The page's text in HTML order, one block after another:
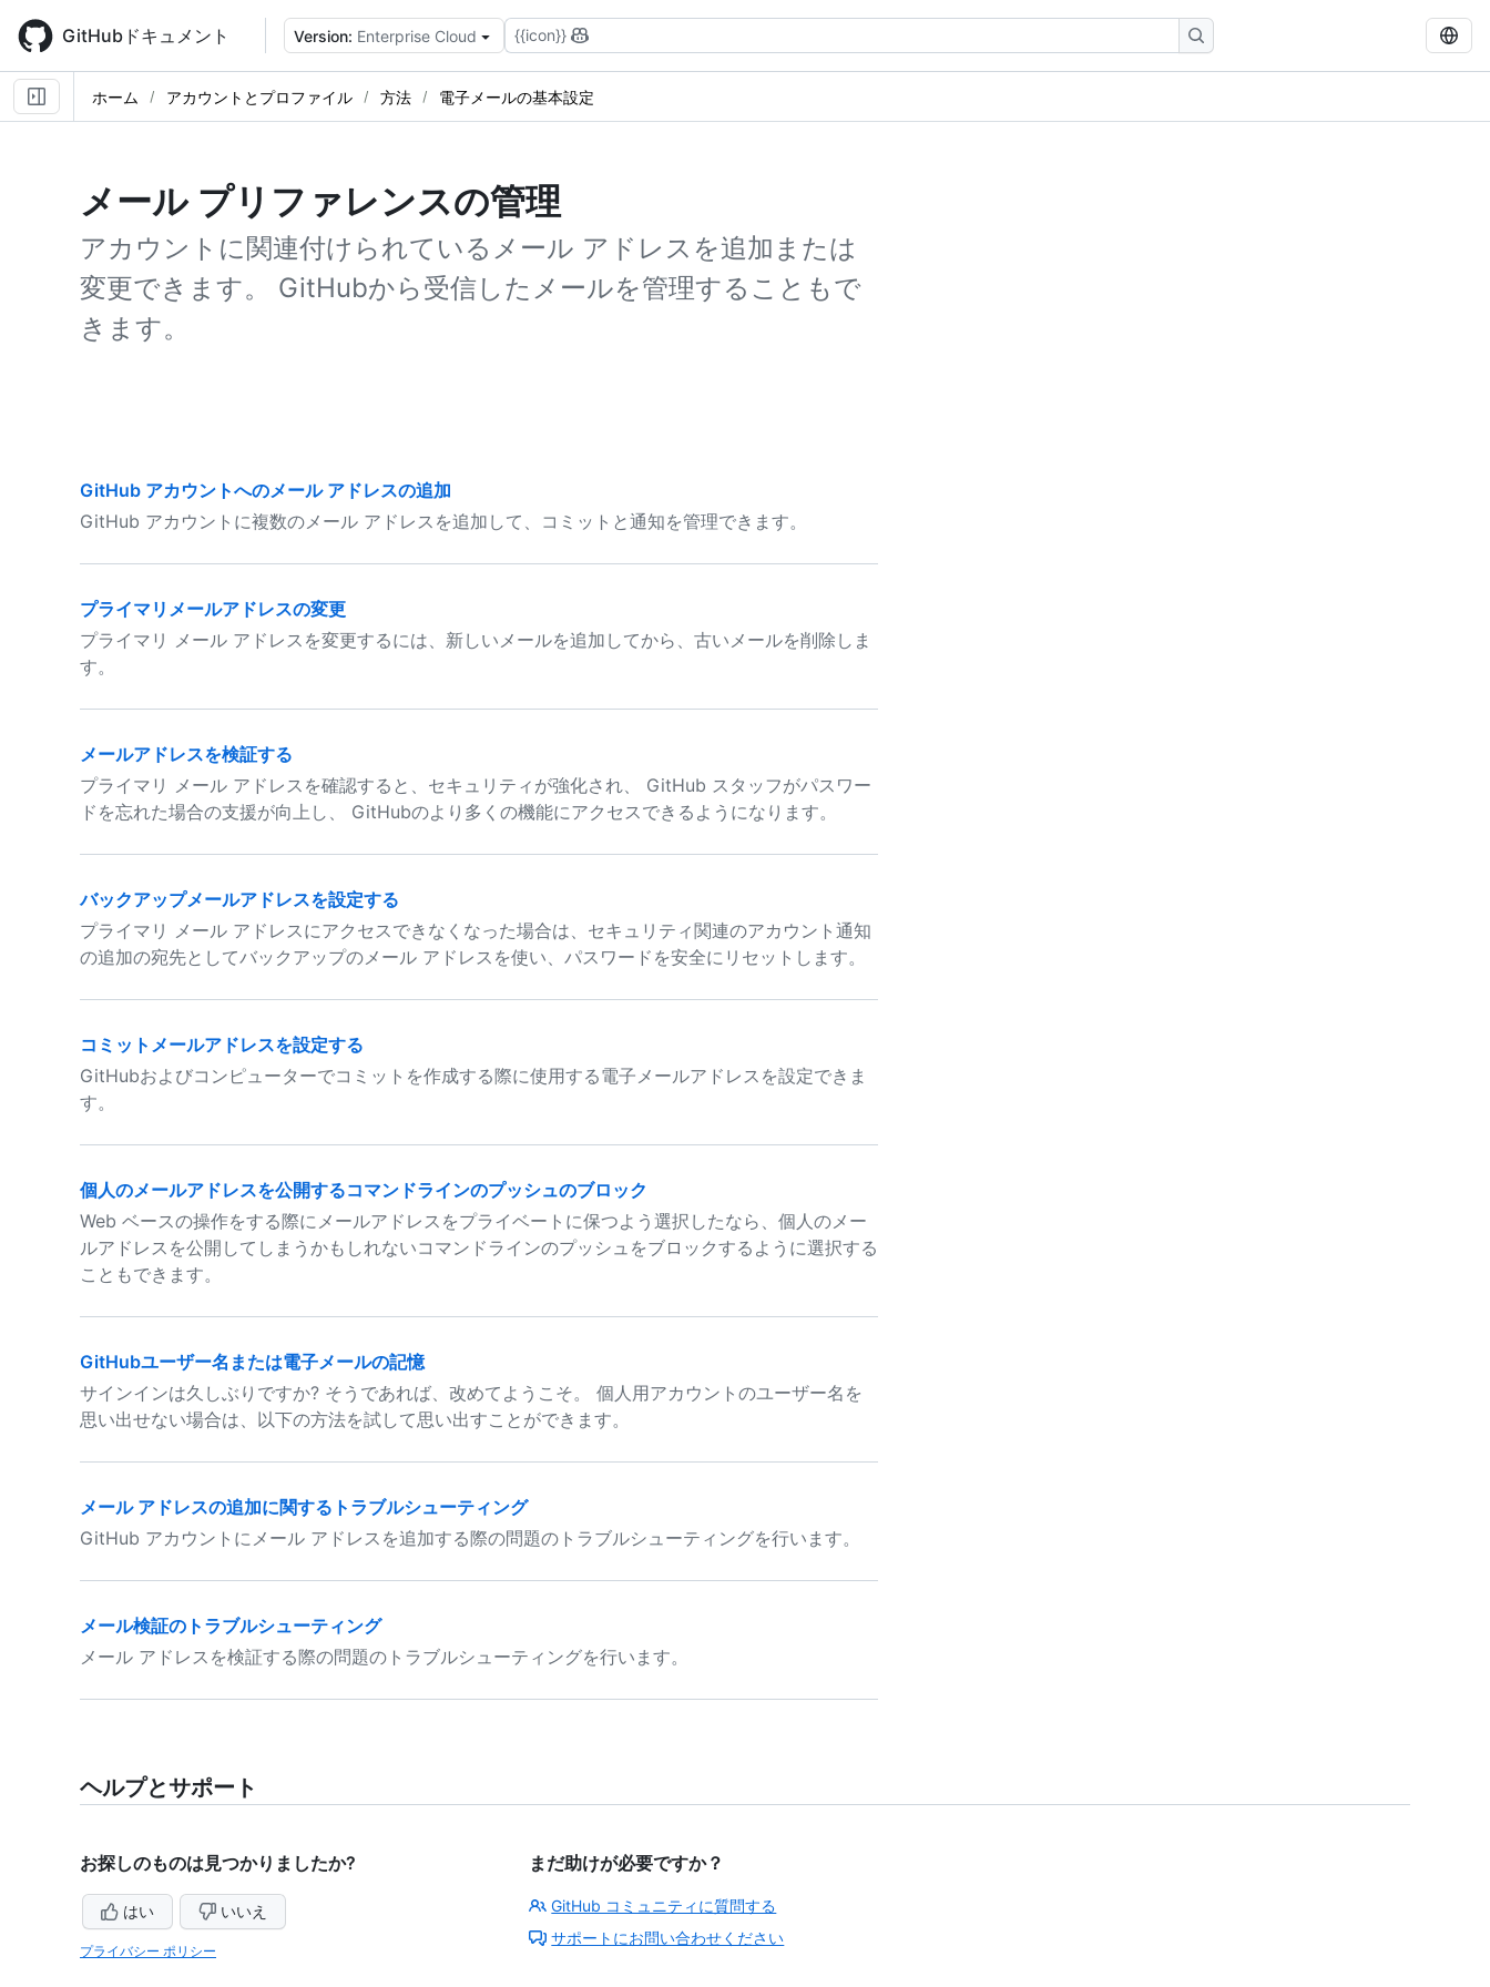
main
content
GitHubドキュメント Version: Enterprise Cloud {{icon}}
ホーム アカウントとプロファイル 方法 電子メールの基本設定
メール プリファレンスの管理
アカウントに関連付けられているメール アドレスを追加または
変更できます。 GitHubから受信したメールを管理することもで
きます。
GitHub アカウントへのメール アドレスの追加
GitHub アカウントに複数のメール アドレスを追加して、コミットと通知を管理できます。
プライマリメールアドレスの変更
プライマリ メール アドレスを変更するには、新しいメールを追加してから、古いメールを削除しま
す。
メールアドレスを検証する
プライマリ メール アドレスを確認すると、セキュリティが強化され、 GitHub スタッフがパスワー
ドを忘れた場合の支援が向上し、 GitHubのより多くの機能にアクセスできるようになります。
バックアップメールアドレスを設定する
プライマリ メール アドレスにアクセスできなくなった場合は、セキュリティ関連のアカウント通知
の追加の宛先としてバックアップのメール アドレスを使い、パスワードを安全にリセットします。
コミットメールアドレスを設定する
GitHubおよびコンピューターでコミットを作成する際に使用する電子メールアドレスを設定できま
す。
個人のメールアドレスを公開するコマンドラインのプッシュのブロック
Web ベースの操作をする際にメールアドレスをプライベートに保つよう選択したなら、個人のメー
ルアドレスを公開してしまうかもしれないコマンドラインのプッシュをブロックするように選択する
こともできます。
GitHubユーザー名または電子メールの記憶
サインインは久しぶりですか? そうであれば、改めてようこそ。 個人用アカウントのユーザー名を
思い出せない場合は、以下の方法を試して思い出すことができます。
メール アドレスの追加に関するトラブルシューティング
GitHub アカウントにメール アドレスを追加する際の問題のトラブルシューティングを行います。
メール検証のトラブルシューティング
メール アドレスを検証する際の問題のトラブルシューティングを行います。
ヘルプとサポート
お探しのものは見つかりましたか?
はい いいえ
プライバシー ポリシー
まだ助けが必要ですか？
GitHub コミュニティに質問する
サポートにお問い合わせください